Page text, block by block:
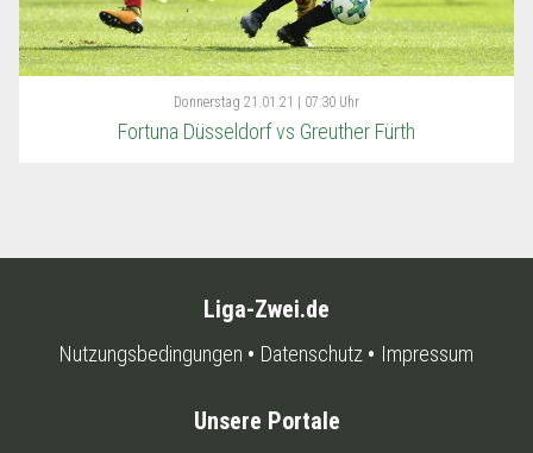
Donnerstag 21.01.21 | 07:30 Uhr
Fortuna Düsseldorf vs Greuther Fürth
Liga-Zwei.de
Nutzungsbedingungen Datenschutz Impressum
Unsere Portale